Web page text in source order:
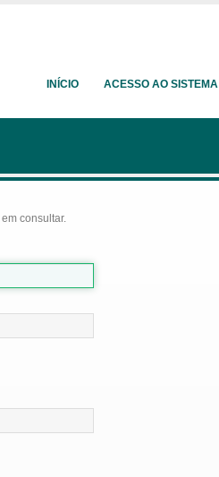
INÍCIO ACESSO AO SISTEMA
consultar.